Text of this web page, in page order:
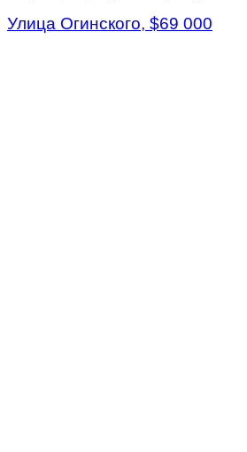
Улица Огинского, $69 000